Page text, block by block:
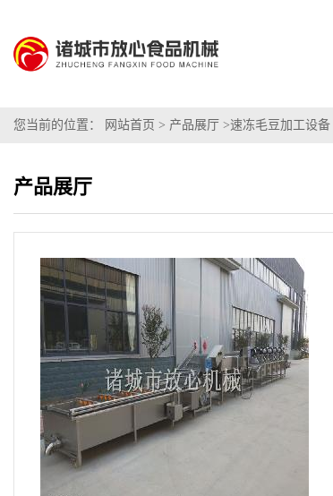
您当前的位置： 网站首页 > 产品展厅 >速冻毛豆加工设备
产品展厅